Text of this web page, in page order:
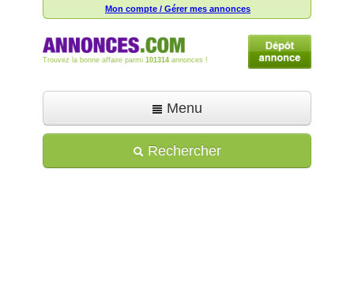
Mon compte / Gérer mes annonces
Trouvez la bonne affaire parmi 101314 annonces !
Menu
Déposer une annonce
Rechercher